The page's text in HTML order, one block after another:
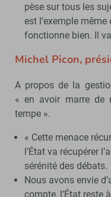
pèse sur tous les
est l’exemple
fonctionne bien. Il
Michel Picon,
A propos de la
« en avoir marre de
tempe ».
« Cette menace
l’État va récupérer
sérénité des débats.
Nous avons envie
compte, l’État reste